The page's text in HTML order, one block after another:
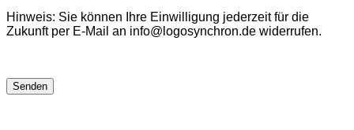
Hinweis: Sie können Ihre Einwilligung jederzeit für die
Zukunft per E-Mail an info@logosynchron.de widerrufen.